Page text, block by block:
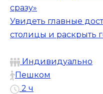
сразу»
Увидеть главные
столицы и раскрыть
Индивидуально
Пешком
2 ч